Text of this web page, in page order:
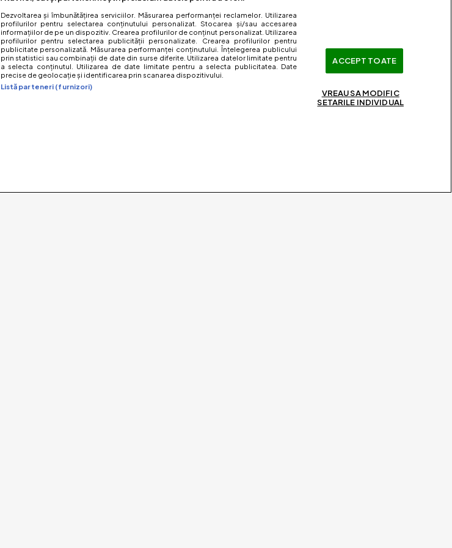
Dezvoltarea și îmbunătățirea serviciilor. Măsurarea performanței reclamelor. Utilizarea
profilurilor pentru selectarea conținutului personalizat. Stocarea și/sau accesarea
informațiilor de pe un dispozitiv. Crearea profilurilor de conținut personalizat. Utilizarea
profilurilor pentru selectarea publicității personalizate. Crearea profilurilor pentru
publicitate personalizată. Măsurarea performanței conținutului. Înțelegerea publicului
prin statistici sau combinații de date din surse diferite. Utilizarea datelor limitate pentru
a selecta conținutul. Utilizarea de date limitate pentru a selecta publicitatea. Date
precise de geolocație și identificarea prin scanarea dispozitivului.
Listă parteneri (furnizori)
ACCEPT TOATE
VREAU SA MODIFIC
SETARILE INDIVIDUAL